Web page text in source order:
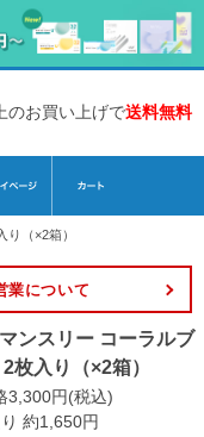
のお買い上げで送料無料
（×2箱）
業について
ンスリー コーラルブ
枚入り（×2箱）
3,300円(税込)
約1,650円